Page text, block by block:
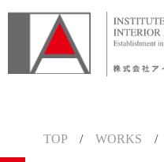
TOP / WORKS /